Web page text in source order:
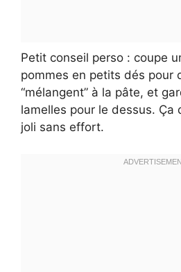
Petit conseil perso : coupe
pommes en petits dés pour
“mélangent” à la pâte, et
lamelles pour le dessus. Ça
joli sans effort.